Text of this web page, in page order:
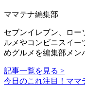
ママテナ編集部
セブンイレブン、ロ
ルメやコンビニスイー
めグルメを編集部メン
記事一覧を見る >
今日のこれ注目！ママ